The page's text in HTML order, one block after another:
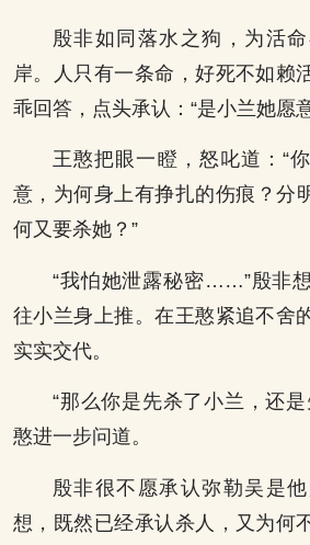
殷非如同落水之狗，为活
岸。人只有一条命，好死不如赖
乖回答，点头承认：“是小兰她
王憨把眼一瞪，怒叱道：“
意，为何身上有挣扎的伤痕？
何又要杀她？”
“我怕她泄露秘密……”殷非
往小兰身上推。在王憨紧追不舍
实实交代。
“那么你是先杀了小兰，还
憨进一步问道。
殷非很不愿承认弥勒吴是
想，既然已经承认杀人，又为何